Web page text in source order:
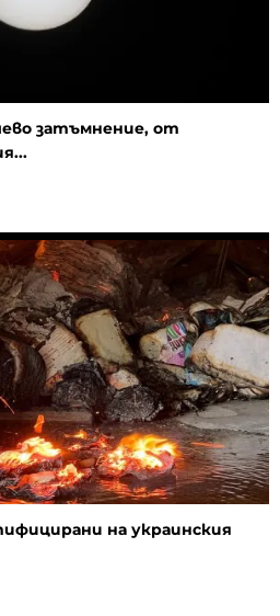
затъмнение, от
на украинския